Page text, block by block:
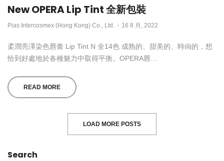
New OPERA Lip Tint 全新包裝
by
Pias Intercosmex (Hong Kong) Co., Ltd. 16 8 月, 2022
柔潤亮澤染色唇膏 Lip Tint N 全14色 成熟的、甜美的、時尙的，想
恰到好處地於各種魅力中取得平衡。OPERA唇…
READ MORE
LOAD MORE POSTS
Search